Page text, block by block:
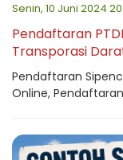
Senin, 10 Juni 2024
Pendaftaran
Transporasi
Pendaftaran
Online,